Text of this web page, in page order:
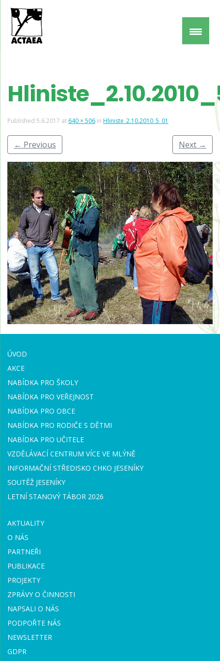
Published 5.6.2017 at 640 × 506 in Hliniste_2.10.2010_5_01
← Previous Next →
ÚVOD
AKCE
NABÍDKA PRO ŠKOLY
NABÍDKA PRO VEŘEJNOST
NABÍDKA PRO OBCE
NABÍDKA PRO RODIČE S DĚTMI
NABÍDKA PRO UČITELE
VZDĚLÁVACÍ CENTRUM VÍCE VE MLÝNĚ
INFORMAČNÍ STŘEDISKO CHKO JESENÍKY
SOUTĚŽ JESENÍKY
LETNÍ STANOVÝ TÁBOR 2026
AKTUALITY
O NÁS
PARTNEŘI
PUBLIKACE
PROJEKTY
ZPRÁVY O ČINNOSTI
NAPSALI O NÁS
PODPOŘTE NÁS
NEWSLETTER
GDPR